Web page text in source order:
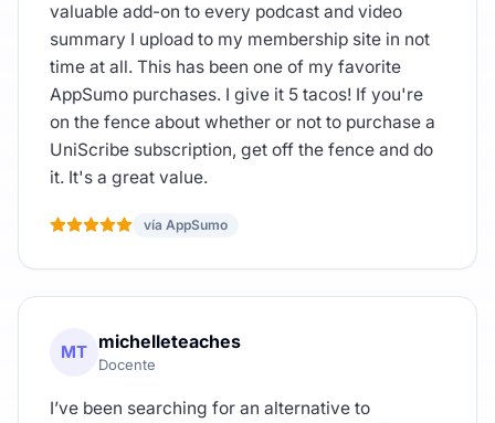
valuable add-on to every podcast and video
summary I upload to my membership site in not
time at all. This has been one of my favorite
AppSumo purchases. I give it 5 tacos! If you're
on the fence about whether or not to purchase a
UniScribe subscription, get off the fence and do
it. It's a great value.
vía AppSumo
MT michelleteaches
Docente
I’ve been searching for an alternative to